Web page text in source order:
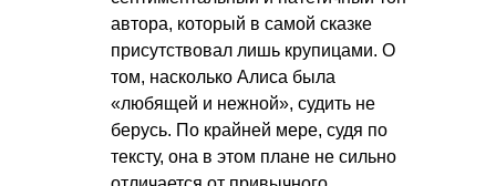
автора, который в самой сказке
присутствовал лишь крупицами. О
том, насколько Алиса была
«любящей и нежной», судить не
берусь. По крайней мере, судя по
тексту, она в этом плане не сильно